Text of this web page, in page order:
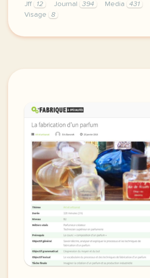
Jff
12 Journal 394 Media 431
Visage
8
exercice c1 c2 14 18 les